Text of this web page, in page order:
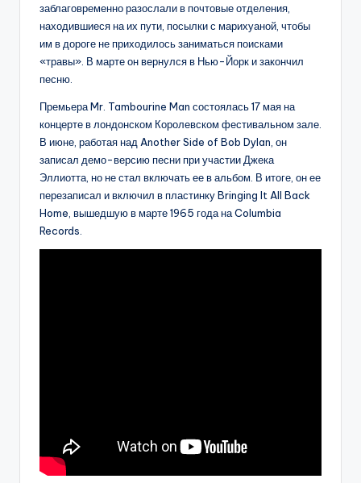
заблаговременно разослали в почтовые отделения,
находившиеся на их пути, посылки с марихуаной, чтобы
им в дороге не приходилось заниматься поисками
«травы». В марте он вернулся в Нью-Йорк и закончил
песню.
Премьера Mr. Tambourine Man состоялась 17 мая на
концерте в лондонском Королевском фестивальном зале.
В июне, работая над Another Side of Bob Dylan, он
записал демо-версию песни при участии Джека
Эллиотта, но не стал включать ее в альбом. В итоге, он ее
перезаписал и включил в пластинку Bringing It All Back
Home, вышедшую в марте 1965 года на Columbia
Records.